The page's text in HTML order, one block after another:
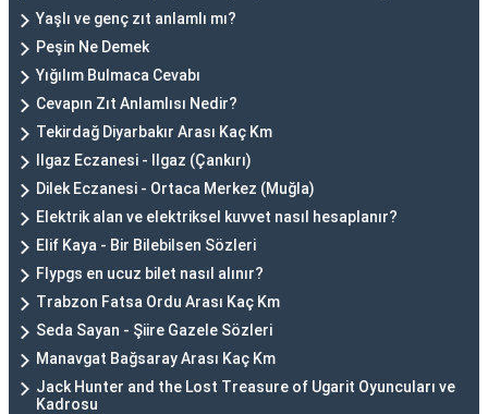
Yaşlı ve genç zıt anlamlı mı?
Peşin Ne Demek
Yığılım Bulmaca Cevabı
Cevapın Zıt Anlamlısı Nedir?
Tekirdağ Diyarbakır Arası Kaç Km
Ilgaz Eczanesi - Ilgaz (Çankırı)
Dilek Eczanesi - Ortaca Merkez (Muğla)
Elektrik alan ve elektriksel kuvvet nasıl hesaplanır?
Elif Kaya - Bir Bilebilsen Sözleri
Flypgs en ucuz bilet nasıl alınır?
Trabzon Fatsa Ordu Arası Kaç Km
Seda Sayan - Şiire Gazele Sözleri
Manavgat Bağsaray Arası Kaç Km
Jack Hunter and the Lost Treasure of Ugarit Oyuncuları ve
Kadrosu